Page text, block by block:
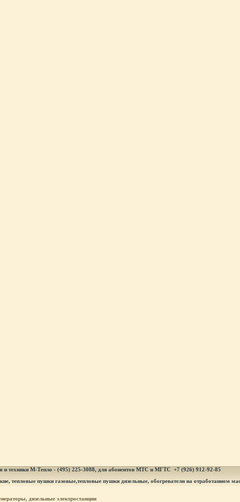
и техники М-Тепло - (495) 225-3088, для абонентов МТС и МГТС +7 (926) 912-92-85
тепловые пушки газовые,тепловые пушки дизельные, обогреватели на отработанном
дизельные электростанции